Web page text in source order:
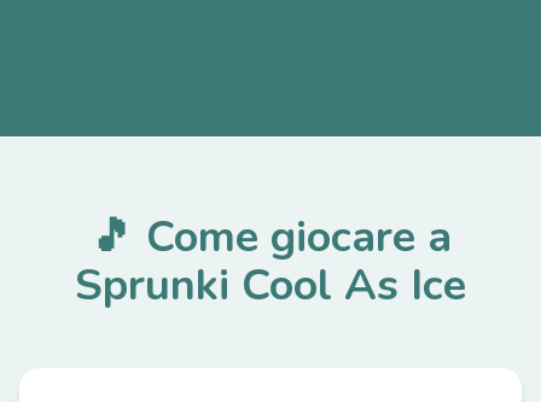
🎵 Come giocare a
Sprunki Cool As Ice